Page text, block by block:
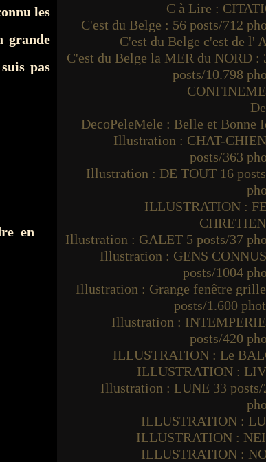
les
grande
pas
en
C à Lire :
C'est du Belge : 56 posts/712
C'est du Belge c'est de l'
C'est du Belge la MER du NORD :
posts/10.798
DecoPeleMele : Belle et Bonne
Illustration : CHAT-
posts/363
Illustration : DE TOUT 16
ILLUSTRATION :
Illustration : GALET 5 posts/37
Illustration : GENS
posts/1004
Illustration : Grange fenêtre
posts/1.600
Illustration :
posts/420
ILLUSTRATION : Le
ILLUSTRATION :
Illustration : LUNE 33 posts/
ILLUSTRATION :
ILLUSTRATION :
ILLUSTRATION :